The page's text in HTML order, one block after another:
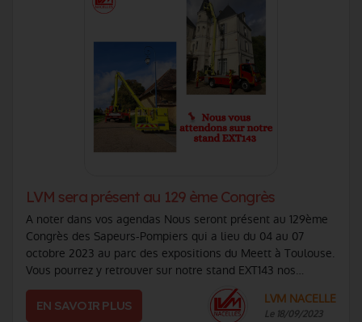
LVM sera présent au 129 ème Congrès
A noter dans vos agendas Nous seront présent au 129ème
Congrès des Sapeurs-Pompiers qui a lieu du 04 au 07
octobre 2023 au parc des expositions du Meett à Toulouse.
Vous pourrez y retrouver sur notre stand EXT143 nos
nacelles sur chenilles et porteur (...)
EN SAVOIR PLUS LVM NACELLE
Le 18/09/2023